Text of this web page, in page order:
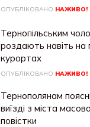
ОПУБЛІКОВАНО НАЖИВО!
Тернопільським
роздають навіть на
курортах
ОПУБЛІКОВАНО НАЖИВО!
Тернополянам
виїзді з міста
повістки